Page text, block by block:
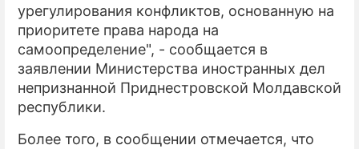
урегулирования конфликтов, основанную на
приоритете права народа на
самоопределение", - сообщается в
заявлении Министерства иностранных дел
непризнанной Приднестровской Молдавской
республики.
Более того, в сообщении отмечается, что